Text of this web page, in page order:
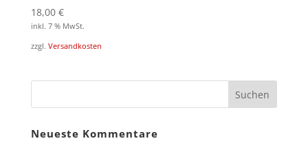
18,00 €
inkl. 7 % MwSt.
zzgl. Versandkosten
Neueste Kommentare